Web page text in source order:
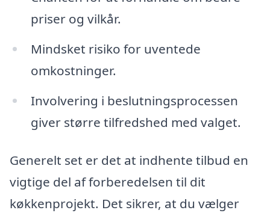
priser og vilkår.
Mindsket risiko for uventede
omkostninger.
Involvering i beslutningsprocessen
giver større tilfredshed med valget.
Generelt set er det at indhente tilbud en
vigtige del af forberedelsen til dit
køkkenprojekt. Det sikrer, at du vælger